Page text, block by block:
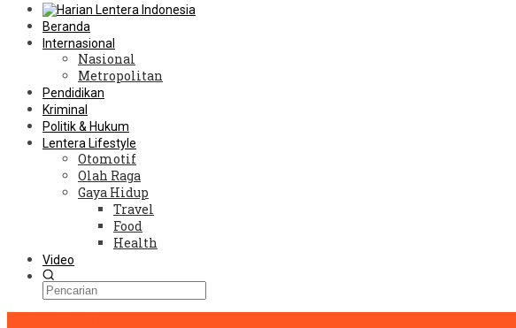
Beranda
Internasional
Nasional
Metropolitan
Pendidikan
Kriminal
Politik & Hukum
Lentera Lifestyle
Otomotif
Olah Raga
Gaya Hidup
Travel
Food
Health
Video